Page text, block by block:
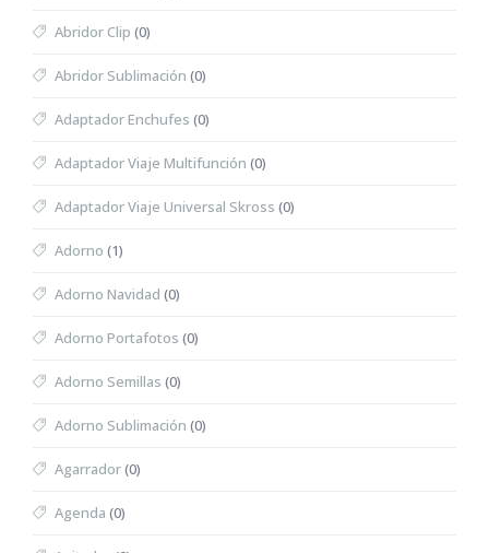
Abridor Clip (0)
Abridor Sublimación (0)
Adaptador Enchufes (0)
Adaptador Viaje Multifunción (0)
Adaptador Viaje Universal Skross (0)
Adorno (1)
Adorno Navidad (0)
Adorno Portafotos (0)
Adorno Semillas (0)
Adorno Sublimación (0)
Agarrador(0)
Agenda (0)